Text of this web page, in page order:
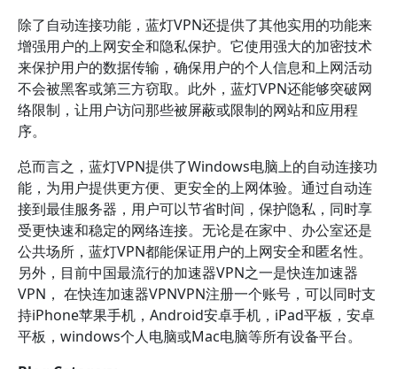
除了自动连接功能，蓝灯VPN还提供了其他实用的功能来
增强用户的上网安全和隐私保护。它使用强大的加密技术
来保护用户的数据传输，确保用户的个人信息和上网活动
不会被黑客或第三方窃取。此外，蓝灯VPN还能够突破网
络限制，让用户访问那些被屏蔽或限制的网站和应用程
序。
总而言之，蓝灯VPN提供了Windows电脑上的自动连接功
能，为用户提供更方便、更安全的上网体验。通过自动连
接到最佳服务器，用户可以节省时间，保护隐私，同时享
受更快速和稳定的网络连接。无论是在家中、办公室还是
公共场所，蓝灯VPN都能保证用户的上网安全和匿名性。
另外，目前中国最流行的加速器VPN之一是快连加速器
VPN， 在快连加速器VPNVPN注册一个账号，可以同时支
持iPhone苹果手机，Android安卓手机，iPad平板，安卓
平板，windows个人电脑或Mac电脑等所有设备平台。